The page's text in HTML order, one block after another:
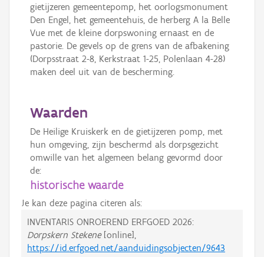
gietijzeren gemeentepomp, het oorlogsmonument
Den Engel, het gemeentehuis, de herberg A la Belle
Vue met de kleine dorpswoning ernaast en de
pastorie. De gevels op de grens van de afbakening
(Dorpsstraat 2-8, Kerkstraat 1-25, Polenlaan 4-28)
maken deel uit van de bescherming.
Waarden
De Heilige Kruiskerk en de gietijzeren pomp, met
hun omgeving, zijn beschermd als dorpsgezicht
omwille van het algemeen belang gevormd door
de:
historische waarde
Je kan deze pagina citeren als:
INVENTARIS ONROEREND ERFGOED 2026:
Dorpskern Stekene[online],
https://id.erfgoed.net/aanduidingsobjecten/9643